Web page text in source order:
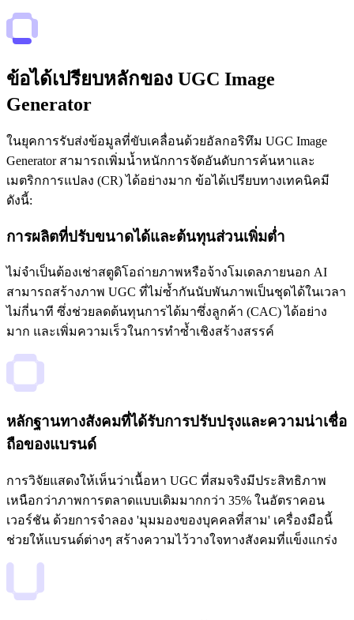
ข้อได้เปรียบหลักของ UGC Image
Generator
ในยุคการรับส่งข้อมูลที่ขับเคลื่อนด้วยอัลกอริทึม UGC Image
Generator สามารถเพิ่มน้ำหนักการจัดอันดับการค้นหาและ
เมตริกการแปลง (CR) ได้อย่างมาก ข้อได้เปรียบทางเทคนิคมี
ดังนี้:
การผลิตที่ปรับขนาดได้และต้นทุนส่วนเพิ่มต่ำ
ไม่จำเป็นต้องเช่าสตูดิโอถ่ายภาพหรือจ้างโมเดลภายนอก AI
สามารถสร้างภาพ UGC ที่ไม่ซ้ำกันนับพันภาพเป็นชุดได้ในเวลา
ไม่กี่นาที ซึ่งช่วยลดต้นทุนการได้มาซึ่งลูกค้า (CAC) ได้อย่าง
มาก และเพิ่มความเร็วในการทำซ้ำเชิงสร้างสรรค์
หลักฐานทางสังคมที่ได้รับการปรับปรุงและความน่าเชื่อ
ถือของแบรนด์
การวิจัยแสดงให้เห็นว่าเนื้อหา UGC ที่สมจริงมีประสิทธิภาพ
เหนือกว่าภาพการตลาดแบบเดิมมากกว่า 35% ในอัตราคอน
เวอร์ชัน ด้วยการจำลอง 'มุมมองของบุคคลที่สาม' เครื่องมือนี้
ช่วยให้แบรนด์ต่างๆ สร้างความไว้วางใจทางสังคมที่แข็งแกร่ง